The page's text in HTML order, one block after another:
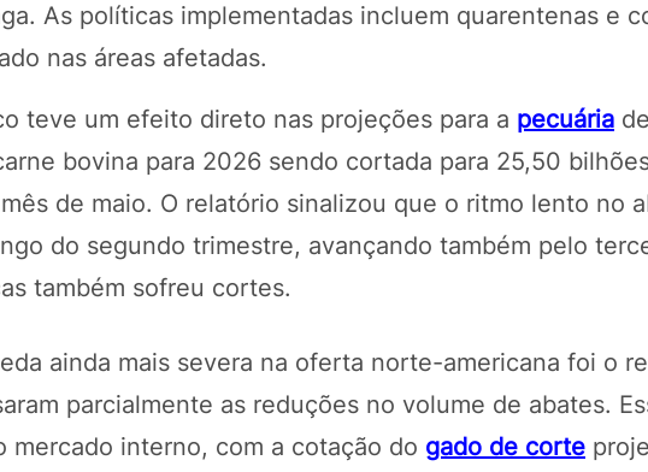
As políticas implementadas incluem quarentenas e
nas áreas afetadas.
teve um efeito direto nas projeções para a pecuária
bovina para 2026 sendo cortada para 25,50
de maio. O relatório sinalizou que o ritmo lento no
do segundo trimestre, avançando também pelo
também sofreu cortes.
ainda mais severa na oferta norte-americana foi o
parcialmente as reduções no volume de abates.
mercado interno, com a cotação do gado de corte